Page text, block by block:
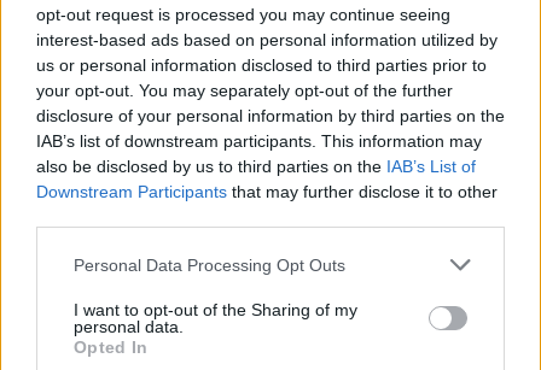
opt-out request is processed you may continue seeing
interest-based ads based on personal information utilized by
us or personal information disclosed to third parties prior to
your opt-out. You may separately opt-out of the further
disclosure of your personal information by third parties on the
IAB’s list of downstream participants. This information may
also be disclosed by us to third parties on the IAB’s List of
Downstream Participants that may further disclose it to other
Please note that this website/app uses one or more Google
not limited to your visit or usage behaviour. You may click to
grant or deny consent to Google and its third-party tags to
use your data for below specified purposes in below Google
Personal Data Processing Opt Outs
I want to opt-out of the Sharing of my
personal data.
Opted In
B2B NEWS